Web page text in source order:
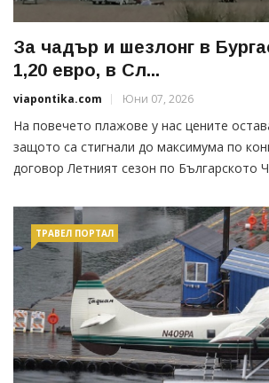
За чадър и шезлонг в
1,20 евро, в Сл...
viapontika.com Юни 07, 2026
На повечето плажове у нас цените
защото са стигнали до максимума по
договор Летният сезон по Българското
ТРАВЕЛ ПОРТАЛ